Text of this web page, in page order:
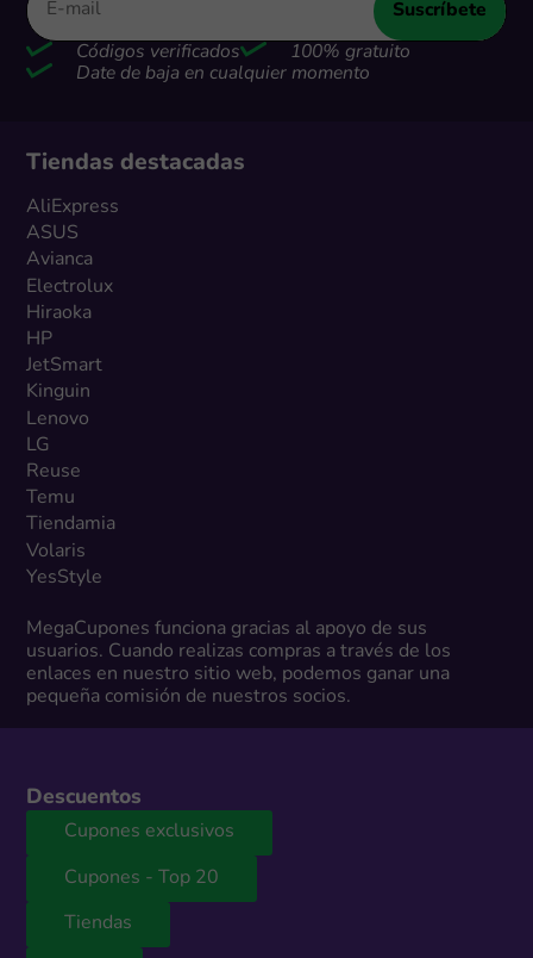
Suscríbete
Códigos verificados
100% gratuito
Date de baja en cualquier momento
Tiendas destacadas
AliExpress
ASUS
Avianca
Electrolux
Hiraoka
HP
JetSmart
Kinguin
Lenovo
LG
Reuse
Temu
Tiendamia
Volaris
YesStyle
MegaCupones funciona gracias al apoyo de sus
usuarios. Cuando realizas compras a través de los
enlaces en nuestro sitio web, podemos ganar una
pequeña comisión de nuestros socios.
Descuentos
Cupones exclusivos
Cupones - Top 20
Tiendas